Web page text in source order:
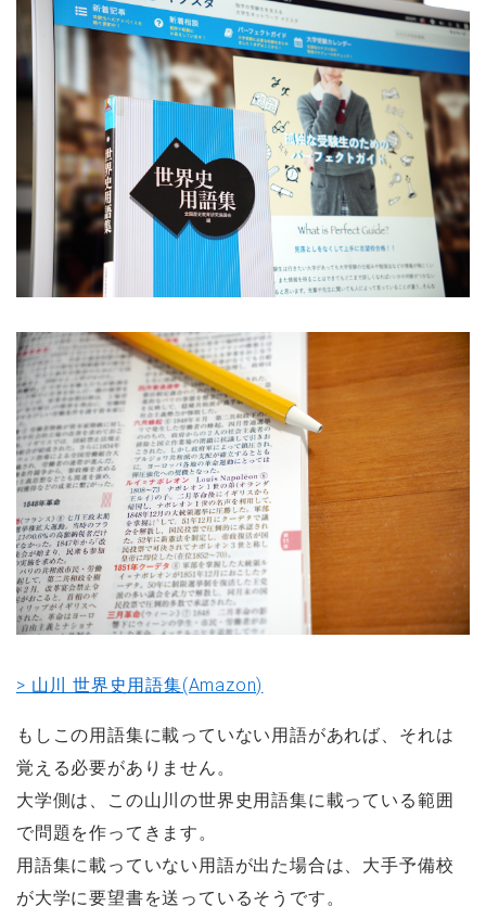
> 山川 世界史用語集(Amazon)
もしこの用語集に載っていない用語があれば、それは
覚える必要がありません。
大学側は、この山川の世界史用語集に載っている範囲
で問題を作ってきます。
用語集に載っていない用語が出た場合は、大手予備校
が大学に要望書を送っているそうです。